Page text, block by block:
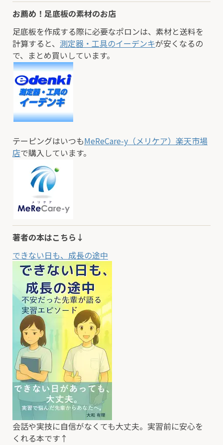
お薦め！足底板の素材のお店
足底板を作成する際に必要なポロンは、素材と送料を
計算すると、 測定器・工具のイーデンキが安くなるの
で、まとめ買いしています。
テーピングはいつもMeReCare-y（メリケア）楽天市場
店で購入しています。
著者の本はこちら↓
できない日も、成長の途中
会話や実技に自信がなくても大丈夫。実習前に安心を
くれる本です↑